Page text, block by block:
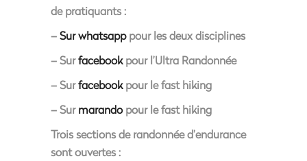
de pratiquants :
–Sur whatsapppour les deux disciplines
– Surfacebookpour l’Ultra Randonnée
– Surfacebookpour le fast hiking
– Surmarandopour le fast hiking
Trois sections de randonnée d’endurance
sont ouvertes :